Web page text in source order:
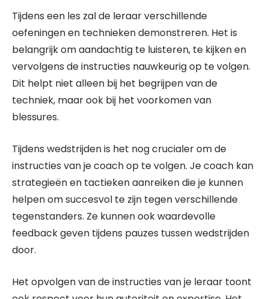
Tijdens een les zal de leraar verschillende
oefeningen en technieken demonstreren. Het is
belangrijk om aandachtig te luisteren, te kijken en
vervolgens de instructies nauwkeurig op te volgen.
Dit helpt niet alleen bij het begrijpen van de
techniek, maar ook bij het voorkomen van
blessures.
Tijdens wedstrijden is het nog crucialer om de
instructies van je coach op te volgen. Je coach kan
strategieën en tactieken aanreiken die je kunnen
helpen om succesvol te zijn tegen verschillende
tegenstanders. Ze kunnen ook waardevolle
feedback geven tijdens pauzes tussen wedstrijden
door.
Het opvolgen van de instructies van je leraar toont